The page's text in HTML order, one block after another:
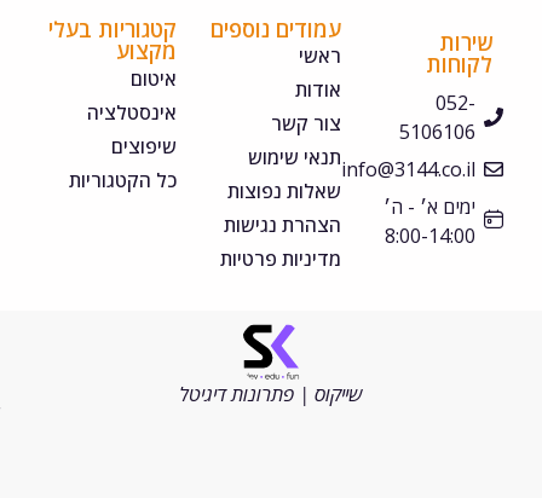
052-
5106106
info@3144.co.il
ימים א׳ - ה׳
8:00-14:00
עמודים נוספים
צור קשר
תנאי שימוש
שאלות נפוצות
הצהרת נגישות
מדיניות פרטיות
קטגוריות בעלי
אינסטלציה
שיפוצים
כל הקטגוריות
שייקוס | פתרונות דיגיטל
שמורות